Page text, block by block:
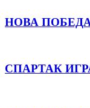
НОВА
СПАРТАК